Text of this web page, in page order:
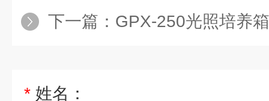
下一篇： GPX-250光照培养箱
* 姓名：